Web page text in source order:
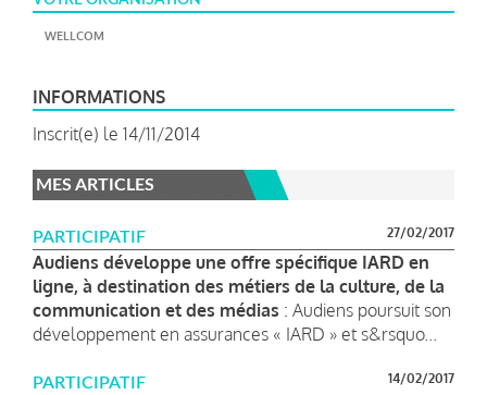
WELLCOM
INFORMATIONS
Inscrit(e) le 14/11/2014
MES ARTICLES
PARTICIPATIF 27/02/2017
Audiens développe une offre spécifique IARD en
ligne, à destination des métiers de la culture, de la
communication et des médias : Audiens poursuit son
développement en assurances « IARD » et s&rsquo...
PARTICIPATIF 14/02/2017